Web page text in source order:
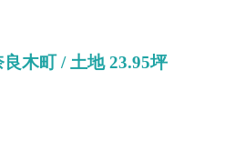
木町 / 土地 23.95坪